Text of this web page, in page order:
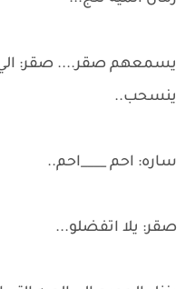
يسمعهم صقر.... صقر:
ينسحب..
ساره: احم ____احم..
صقر: يلا اتفضلو...